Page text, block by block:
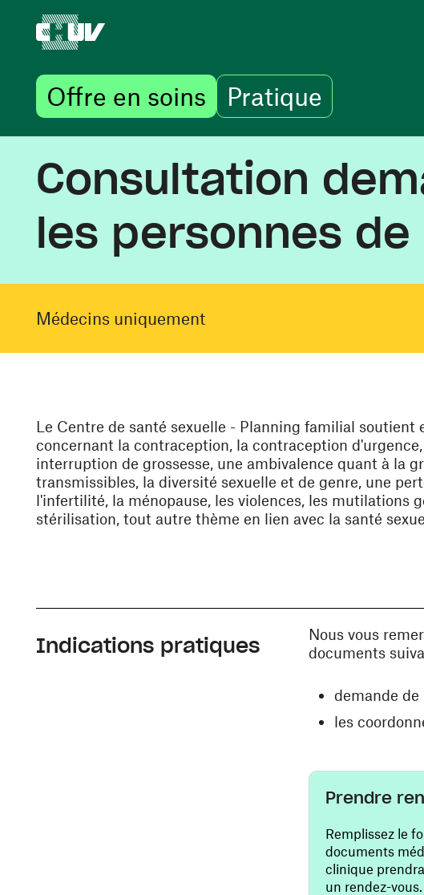
Offre en soins Pratique
Consultation
les personnes de
Médecins uniquement
Le Centre de santé sexuelle - Planning familial soutient
concernant la contraception, la contraception
interruption de grossesse, une ambivalence quant à la
transmissibles, la diversité sexuelle et de genre, une
l'infertilité, la ménopause, les violences, les mutilations
stérilisation, tout autre thème en lien avec la santé
Indications pratiques
Nous vous
documents
demande de
les
Prendre
Remplissez le
documents
clinique
un rendez-vous.